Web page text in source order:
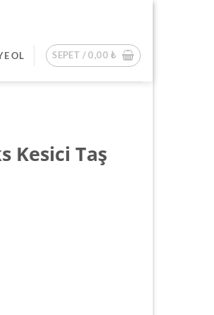
OL SEPET /0,00₺
Kesici Taş